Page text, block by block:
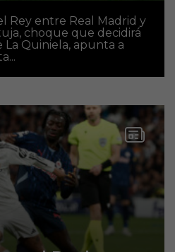
Rey entre Real Madrid y
choque que decidirá
Quiniela, apunta a